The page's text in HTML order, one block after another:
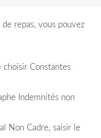
repas, vous pouvez
choisir Constantes
Indemnités non
Non Cadre, saisir le